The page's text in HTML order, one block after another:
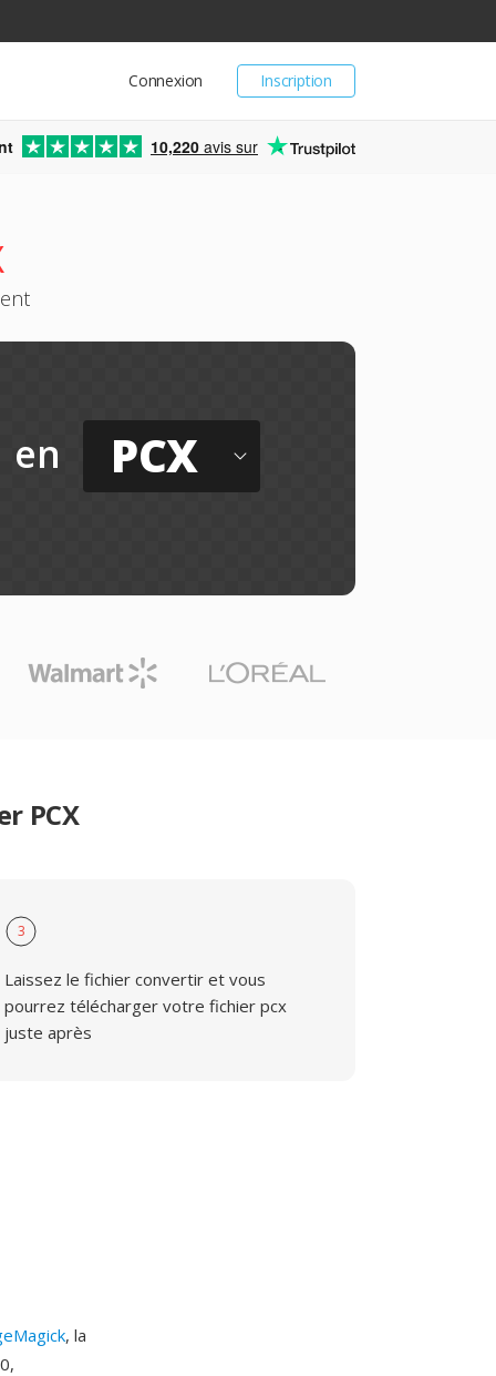
Inscription
Connexion
10,220 avis sur
en PCX
PCX
3
Laissez le fichier convertir et vous
pourrez télécharger votre fichier pcx
juste après
, la